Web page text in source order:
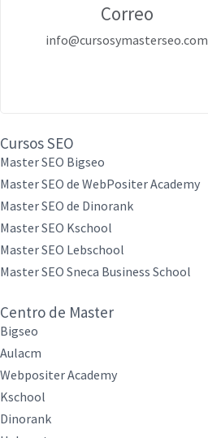
Correo
info@cursosymasterseo.com
Cursos SEO
Master SEO Bigseo
Master SEO de WebPositer Academy
Master SEO de Dinorank
Master SEO Kschool
Master SEO Lebschool
Master SEO Sneca Business School
Centro de Master
Bigseo
Aulacm
Webpositer Academy
Kschool
Dinorank